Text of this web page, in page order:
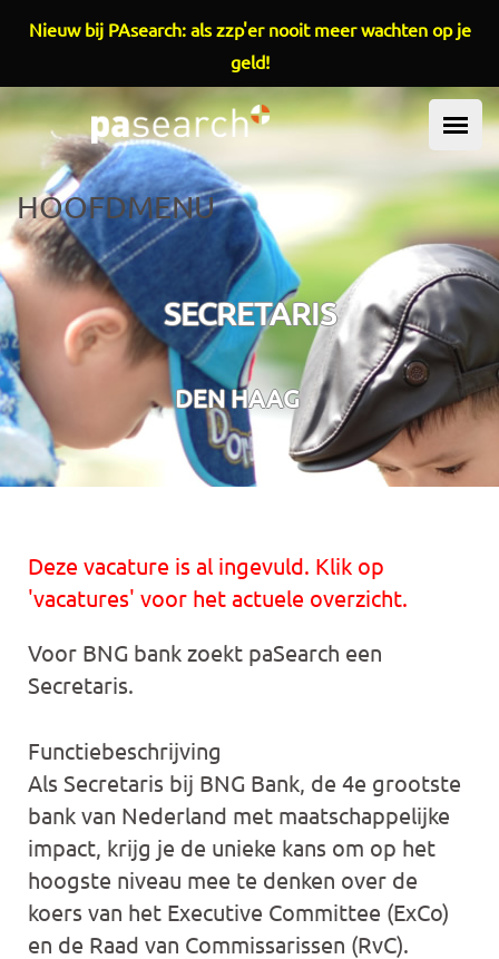
Overslaan en naar de inhoud gaan
HOOFDMENU
SECRETARIS
DEN HAAG
Deze vacature is al ingevuld. Klik op
'vacatures' voor het actuele overzicht.
Voor BNG bank zoekt paSearch een
Secretaris.
Functiebeschrijving
Als Secretaris bij BNG Bank, de 4e grootste
bank van Nederland met maatschappelijke
impact, krijg je de unieke kans om op het
hoogste niveau mee te denken over de
koers van het Executive Committee (ExCo)
en de Raad van Commissarissen (RvC).
Nieuw bij PAsearch: als zzp'er nooit meer wachten op je
geld!